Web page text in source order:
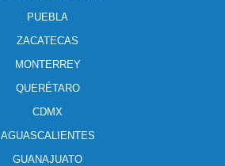
PUEBLA
ZACATECAS
MONTERREY
QUERÉTARO
CDMX
AGUASCALIENTES
GUANAJUATO